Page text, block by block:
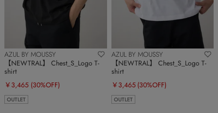
AZUL BY MOUSSY
【NEWTRAL】 Chest_S_Logo T-
shirt
￥3,465 (30%OFF)
OUTLET
AZUL BY MOUSSY
【NEWTRAL】 Chest_S_Logo T-
shirt
￥3,465 (30%OFF)
OUTLET